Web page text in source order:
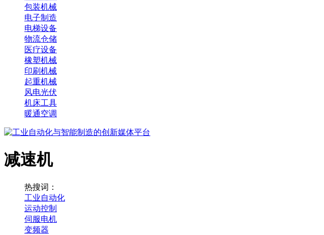
包装机械
电子制造
电梯设备
物流仓储
医疗设备
橡塑机械
印刷机械
起重机械
风电光伏
机床工具
暖通空调
减速机
热搜词：
工业自动化
运动控制
伺服电机
变频器